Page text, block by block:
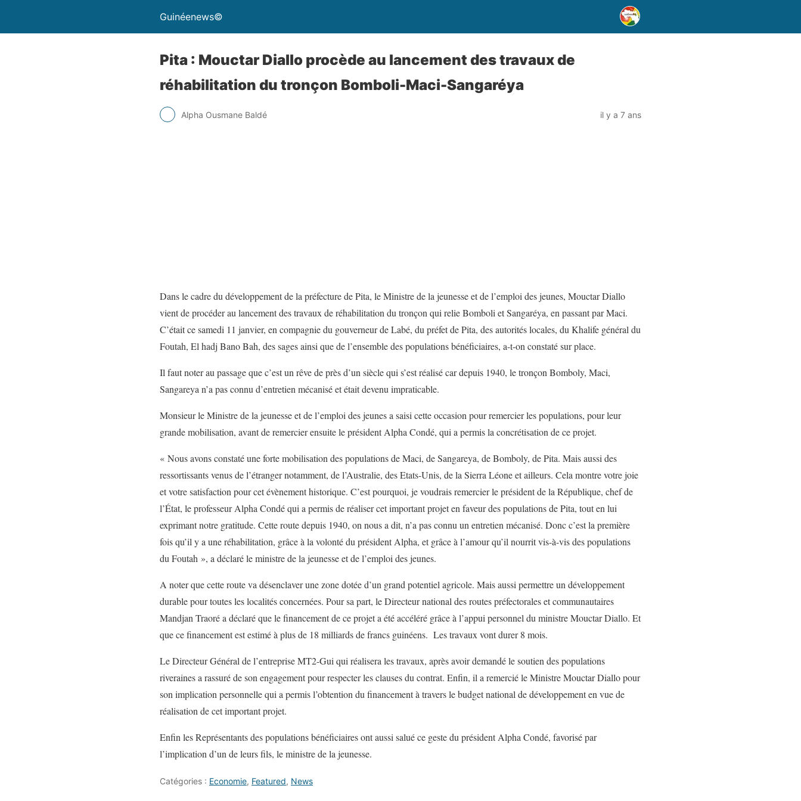
Guinéenews©
Pita : Mouctar Diallo procède au lancement des travaux de
réhabilitation du tronçon Bomboli-Maci-Sangaréya
Alpha Ousmane Baldé il y a 7 ans
Dans le cadre du développement de la préfecture de Pita, le Ministre de la jeunesse et de l’emploi des jeunes, Mouctar Diallo
vient de procéder au lancement des travaux de réhabilitation du tronçon qui relie Bomboli et Sangaréya, en passant par Maci.
C’était ce samedi 11 janvier, en compagnie du gouverneur de Labé, du préfet de Pita, des autorités locales, du Khalife général du
Foutah, El hadj Bano Bah, des sages ainsi que de l’ensemble des populations bénéficiaires, a-t-on constaté sur place.
Il faut noter au passage que c’est un rêve de près d’un siècle qui s’est réalisé car depuis 1940, le tronçon Bomboly, Maci,
Sangareya n’a pas connu d’entretien mécanisé et était devenu impraticable.
Monsieur le Ministre de la jeunesse et de l’emploi des jeunes a saisi cette occasion pour remercier les populations, pour leur
grande mobilisation, avant de remercier ensuite le président Alpha Condé, qui a permis la concrétisation de ce projet.
« Nous avons constaté une forte mobilisation des populations de Maci, de Sangareya, de Bomboly, de Pita. Mais aussi des
ressortissants venus de l’étranger notamment, de l’Australie, des Etats-Unis, de la Sierra Léone et ailleurs. Cela montre votre joie
et votre satisfaction pour cet évènement historique. C’est pourquoi, je voudrais remercier le président de la République, chef de
l’État, le professeur Alpha Condé qui a permis de réaliser cet important projet en faveur des populations de Pita, tout en lui
exprimant notre gratitude. Cette route depuis 1940, on nous a dit, n’a pas connu un entretien mécanisé. Donc c’est la première
fois qu’il y a une réhabilitation, grâce à la volonté du président Alpha, et grâce à l’amour qu’il nourrit vis-à-vis des populations
du Foutah », a déclaré le ministre de la jeunesse et de l’emploi des jeunes.
A noter que cette route va désenclaver une zone dotée d’un grand potentiel agricole. Mais aussi permettre un développement
durable pour toutes les localités concernées. Pour sa part, le Directeur national des routes préfectorales et communautaires
Mandjan Traoré a déclaré que le financement de ce projet a été accéléré grâce à l’appui personnel du ministre Mouctar Diallo. Et
que ce financement est estimé à plus de 18 milliards de francs guinéens. Les travaux vont durer 8 mois.
Le Directeur Général de l’entreprise MT2-Gui qui réalisera les travaux, après avoir demandé le soutien des populations
riveraines a rassuré de son engagement pour respecter les clauses du contrat. Enfin, il a remercié le Ministre Mouctar Diallo pour
son implication personnelle qui a permis l’obtention du financement à travers le budget national de développement en vue de
réalisation de cet important projet.
Enfin les Représentants des populations bénéficiaires ont aussi salué ce geste du président Alpha Condé, favorisé par
l’implication d’un de leurs fils, le ministre de la jeunesse.
Catégories : Economie, Featured, News